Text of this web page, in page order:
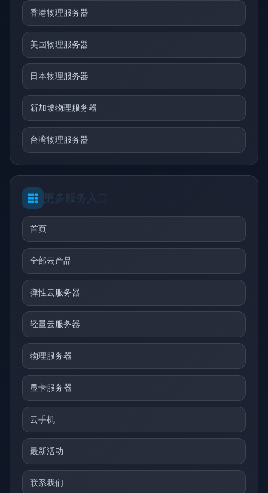
香港物理服务器
美国物理服务器
日本物理服务器
新加坡物理服务器
台湾物理服务器
更多服务入口
首页
全部云产品
弹性云服务器
轻量云服务器
物理服务器
显卡服务器
云手机
最新活动
联系我们